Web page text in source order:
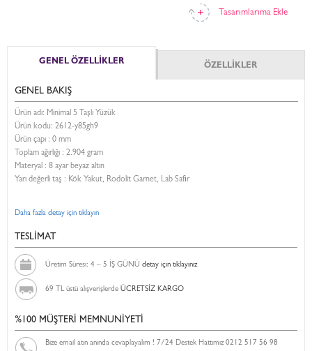
Tasarımlarıma Ekle
GENEL ÖZELLİKLER ÖZELLİKLER
GENEL BAKIŞ
Ürün adı: Minimal 5 Taşlı Yüzük
Ürün kodu: 2612-y85gh9
Ürün çapı : 0 mm
Toplam ağırlığı : 2.904 gram
Materyal : 8 ayar beyaz altın
Yarı değerli taş : Kök Yakut, Rodolit Garnet, Lab Safir
Daha fazla detay için tıklayın
TESLİMAT
Üretim Süresi: 4 – 5 İŞ GÜNÜ detay için tıklayınız
69 TL üstü alışverişlerde ÜCRETSİZ KARGO
%100 MÜŞTERİ MEMNUNİYETİ
Bize email atın anında cevaplayalım ! 7/24 Destek Hattımız 0212 517 56 98